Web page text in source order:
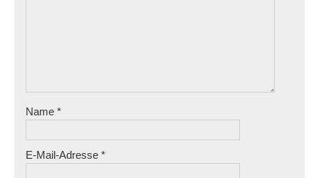
Name*
E-Mail-Adresse*